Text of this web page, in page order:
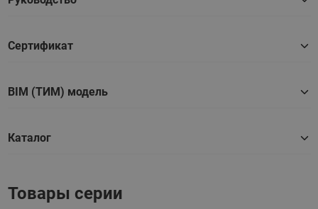
Сертификат
BIM (ТИМ) модель
Каталог
Товары серии